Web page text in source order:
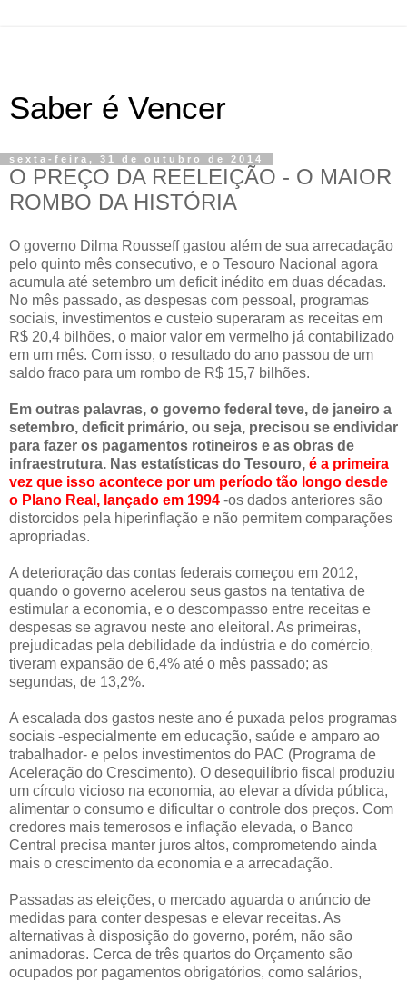
Saber é Vencer
sexta-feira, 31 de outubro de 2014
O PREÇO DA REELEIÇÃO - O MAIOR
ROMBO DA HISTÓRIA
O governo Dilma Rousseff gastou além de sua arrecadação
pelo quinto mês consecutivo, e o Tesouro Nacional agora
acumula até setembro um deficit inédito em duas décadas.
No mês passado, as despesas com pessoal, programas
sociais, investimentos e custeio superaram as receitas em
R$ 20,4 bilhões, o maior valor em vermelho já contabilizado
em um mês. Com isso, o resultado do ano passou de um
saldo fraco para um rombo de R$ 15,7 bilhões.
Em outras palavras, o governo federal teve, de janeiro a
setembro, deficit primário, ou seja, precisou se endividar
para fazer os pagamentos rotineiros e as obras de
infraestrutura. Nas estatísticas do Tesouro, é a primeira
vez que isso acontece por um período tão longo desde
o Plano Real, lançado em 1994 -os dados anteriores são
distorcidos pela hiperinflação e não permitem comparações
apropriadas.
A deterioração das contas federais começou em 2012,
quando o governo acelerou seus gastos na tentativa de
estimular a economia, e o descompasso entre receitas e
despesas se agravou neste ano eleitoral. As primeiras,
prejudicadas pela debilidade da indústria e do comércio,
tiveram expansão de 6,4% até o mês passado; as
segundas, de 13,2%.
A escalada dos gastos neste ano é puxada pelos programas
sociais -especialmente em educação, saúde e amparo ao
trabalhador- e pelos investimentos do PAC (Programa de
Aceleração do Crescimento). O desequilíbrio fiscal produziu
um círculo vicioso na economia, ao elevar a dívida pública,
alimentar o consumo e dificultar o controle dos preços. Com
credores mais temerosos e inflação elevada, o Banco
Central precisa manter juros altos, comprometendo ainda
mais o crescimento da economia e a arrecadação.
Passadas as eleições, o mercado aguarda o anúncio de
medidas para conter despesas e elevar receitas. As
alternativas à disposição do governo, porém, não são
animadoras. Cerca de três quartos do Orçamento são
ocupados por pagamentos obrigatórios, como salários,